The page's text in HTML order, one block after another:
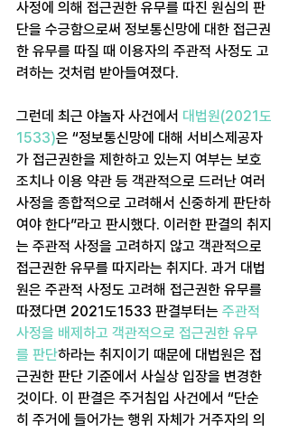
사정에 의해 접근권한 유무를 따진 원심의 판
단을 수긍함으로써 정보통신망에 대한 접근권
한 유무를 따질 때 이용자의 주관적 사정도 고
려하는 것처럼 받아들여졌다.
그런데 최근 야놀자 사건에서 대법원(2021도
1533)은 “정보통신망에 대해 서비스제공자
가 접근권한을 제한하고 있는지 여부는 보호
조치나 이용 약관 등 객관적으로 드러난 여러
사정을 종합적으로 고려해서 신중하게 판단하
여야 한다”라고 판시했다. 이러한 판결의 취지
는 주관적 사정을 고려하지 않고 객관적으로
접근권한 유무를 따지라는 취지다. 과거 대법
원은 주관적 사정도 고려해 접근권한 유무를
따졌다면 2021도1533 판결부터는 주관적
사정을 배제하고 객관적으로 접근권한 유무
를 판단하라는 취지이기 때문에 대법원은 접
근권한 판단 기준에서 사실상 입장을 변경한
것이다. 이 판결은 주거침입 사건에서 “단순
히 주거에 들어가는 행위 자체가 거주자의 의